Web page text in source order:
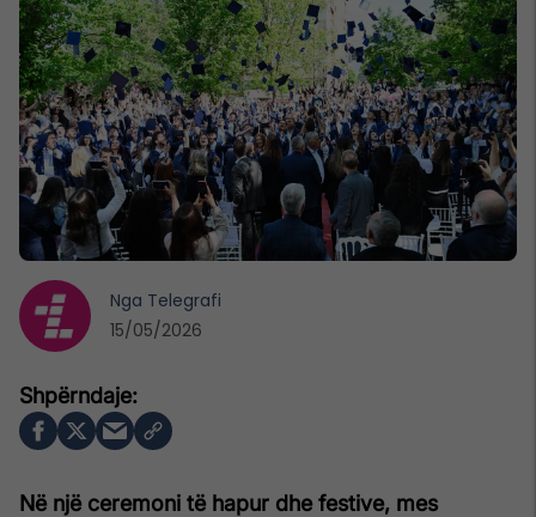
Në një ceremoni të hapur dhe festive, mes
Nga Telegrafi
15/05/2026